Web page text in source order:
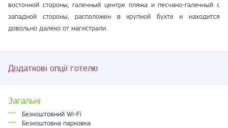
восточной стороны, галечный центре пляжа и песчано-галечный с
западной стороны, расположен в крупной бухте и находится
довольно далеко от магистрали.
Додаткові опції готелю
Загальні
Безкоштовний Wi-Fi
Безкоштовна парковка